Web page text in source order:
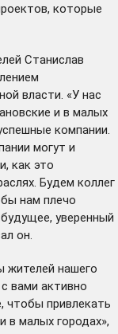
которые
Станислав
власти. «У нас
и в малых
компании.
могут и
как это
Будем коллег
нам плечо
уверенный
он.
жителей нашего
вами активно
чтобы привлекать
в малых городах»,